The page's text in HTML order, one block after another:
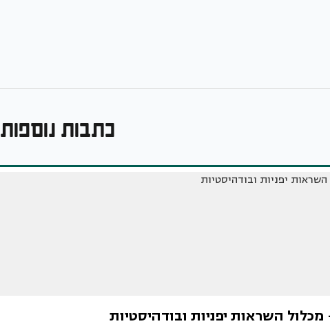
כתבות נוספות
השראות יפניות ובודהיסטיות